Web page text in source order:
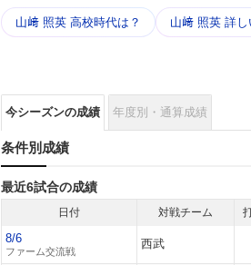
山﨑 照英 高校時代は？ 山﨑 照英 詳し
今シーズンの成績 年度別・通算成績
条件別成績
最近6試合の成績
日付 対戦チーム
8/6
ファーム交流戦
西武